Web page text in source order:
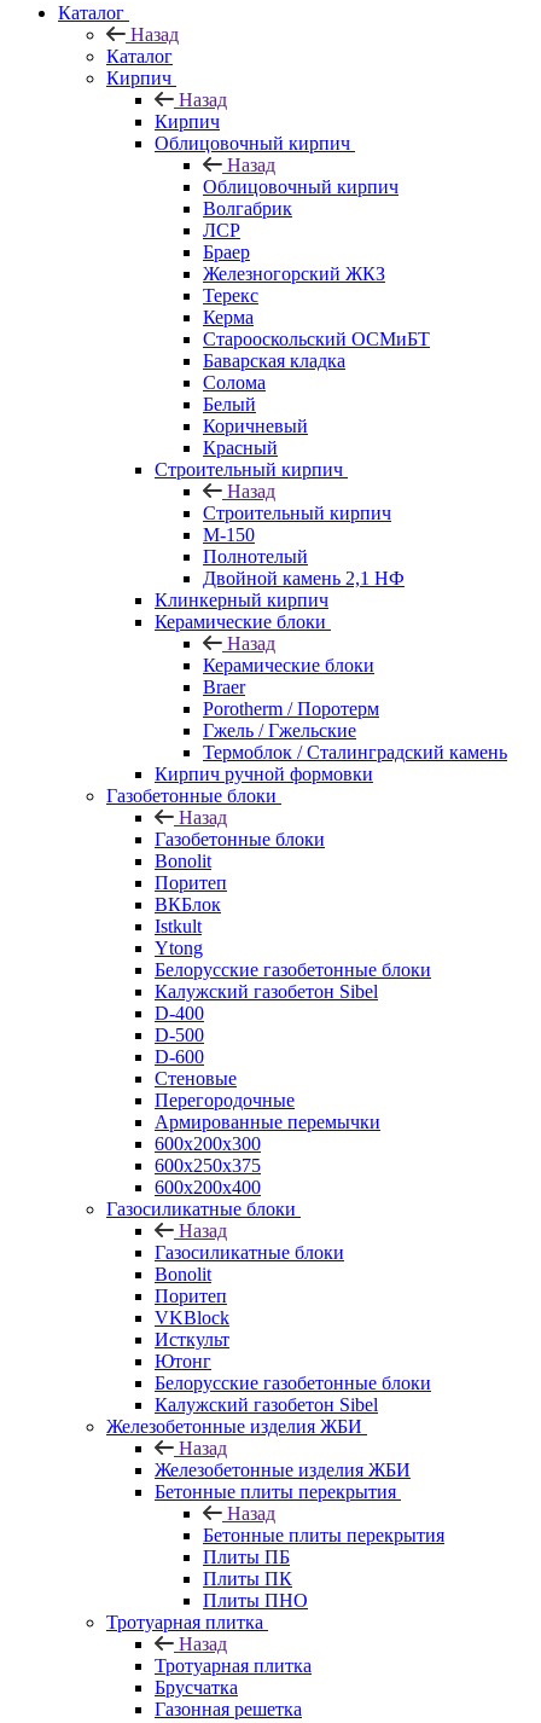
Каталог
Назад
Каталог
Кирпич
Назад
Кирпич
Облицовочный кирпич
Назад
Облицовочный кирпич
Волгабрик
ЛСР
Браер
Железногорский ЖКЗ
Терекс
Керма
Старооскольский ОСМиБТ
Баварская кладка
Солома
Белый
Коричневый
Красный
Строительный кирпич
Назад
Строительный кирпич
М-150
Полнотелый
Двойной камень 2,1 НФ
Клинкерный кирпич
Керамические блоки
Назад
Керамические блоки
Braer
Porotherm / Поротерм
Гжель / Гжельские
Термоблок / Сталинградский камень
Кирпич ручной формовки
Газобетонные блоки
Назад
Газобетонные блоки
Bonolit
Поритеп
ВКБлок
Istkult
Ytong
Белорусские газобетонные блоки
Калужский газобетон Sibel
D-400
D-500
D-600
Стеновые
Перегородочные
Армированные перемычки
600х200х300
600х250х375
600х200х400
Газосиликатные блоки
Назад
Газосиликатные блоки
Bonolit
Поритеп
VKBlock
Исткульт
Ютонг
Белорусские газобетонные блоки
Калужский газобетон Sibel
Железобетонные изделия ЖБИ
Назад
Железобетонные изделия ЖБИ
Бетонные плиты перекрытия
Назад
Бетонные плиты перекрытия
Плиты ПБ
Плиты ПК
Плиты ПНО
Тротуарная плитка
Назад
Тротуарная плитка
Брусчатка
Газонная решетка